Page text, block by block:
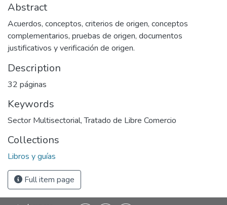
Abstract
Acuerdos, conceptos, criterios de origen, conceptos
complementarios, pruebas de origen, documentos
justificativos y verificación de origen.
Description
32 páginas
Keywords
Sector Multisectorial,Tratado de Libre Comercio
Collections
Libros y guías
Full item page